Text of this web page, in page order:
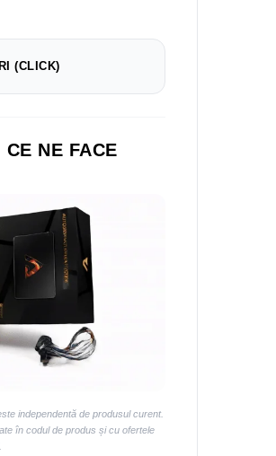
(CLICK)
NE FACE
independentă de produsul curent.
în codul de produs și cu ofertele